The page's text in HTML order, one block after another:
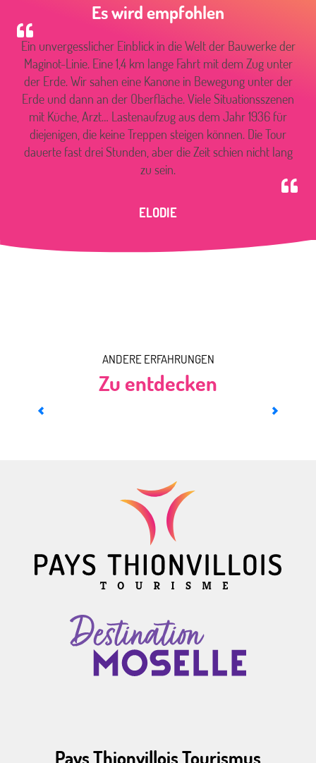
Es wird empfohlen
Ein unvergesslicher Einblick in die Welt der Bauwerke der
Maginot-Linie. Eine 1,4 km lange Fahrt mit dem Zug unter
der Erde. Wir sahen eine Kanone in Bewegung unter der
Erde und dann an der Oberfläche. Viele Situationsszenen
mit Küche, Arzt… Lastenaufzug aus dem Jahr 1936 für
diejenigen, die keine Treppen steigen können. Die Tour
dauerte fast drei Stunden, aber die Zeit schien nicht lang
zu sein.
ELODIE
ANDERE ERFAHRUNGEN
Zu entdecken
Pays Thionvillois Tourismus